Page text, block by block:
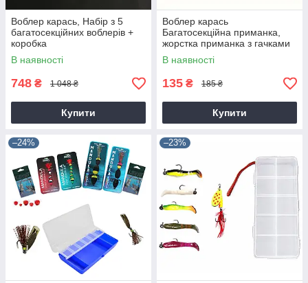
Воблер карась, Набір з 5
багатосекційних воблерів +
коробка
В наявності
748 ₴ 1 048 ₴
Купити
Воблер карась
Багатосекційна приманка,
жорстка приманка з гачками
В наявності
135 ₴ 185 ₴
Купити
–24% –23%